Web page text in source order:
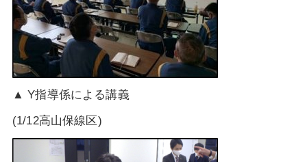
▲ Y指導係による講義
(1/12高山保線区)